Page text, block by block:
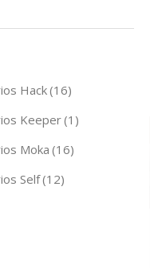
Hack(16)
Keeper(1)
Moka (16)
Self(12)